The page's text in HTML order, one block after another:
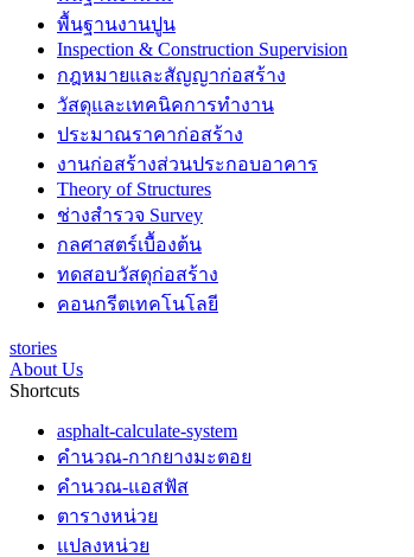
พื้นฐานงานปูน
Inspection & Construction Supervision
กฎหมายและสัญญาก่อสร้าง
วัสดุและเทคนิคการทำงาน
ประมาณราคาก่อสร้าง
งานก่อสร้างส่วนประกอบอาคาร
Theory of Structures
ช่างสำรวจ Survey
กลศาสตร์เบื้องต้น
ทดสอบวัสดุก่อสร้าง
คอนกรีตเทคโนโลยี
stories
About Us
Shortcuts
asphalt-calculate-system
คำนวณ-กากยางมะตอย
คำนวณ-แอสฟัส
ตารางหน่วย
แปลงหน่วย